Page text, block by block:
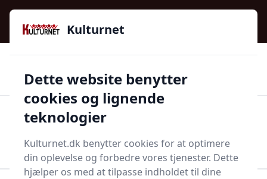
Kulturnet - Alt Det Gode I Livet | Din Kulturguide Siden
2016
97 kategorier 👍Kun godkendte butikker
Start søgning
Kulturnet
Dette website benytter
cookies og lignende
teknologier
Kulturnet.dk benytter cookies for at optimere
din oplevelse og forbedre vores tjenester. Dette
hjælper os med at tilpasse indholdet til dine